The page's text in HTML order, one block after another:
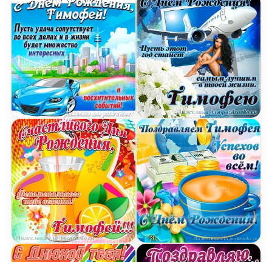
Картинка с Днём Рождения Тимофей с голубой
Открытка счастливого Дня Рождения Тимофей
Открытка Тимофею на
Открытка поздравляем